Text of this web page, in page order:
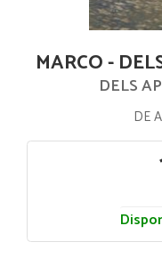
MARCO -
DELS
DE